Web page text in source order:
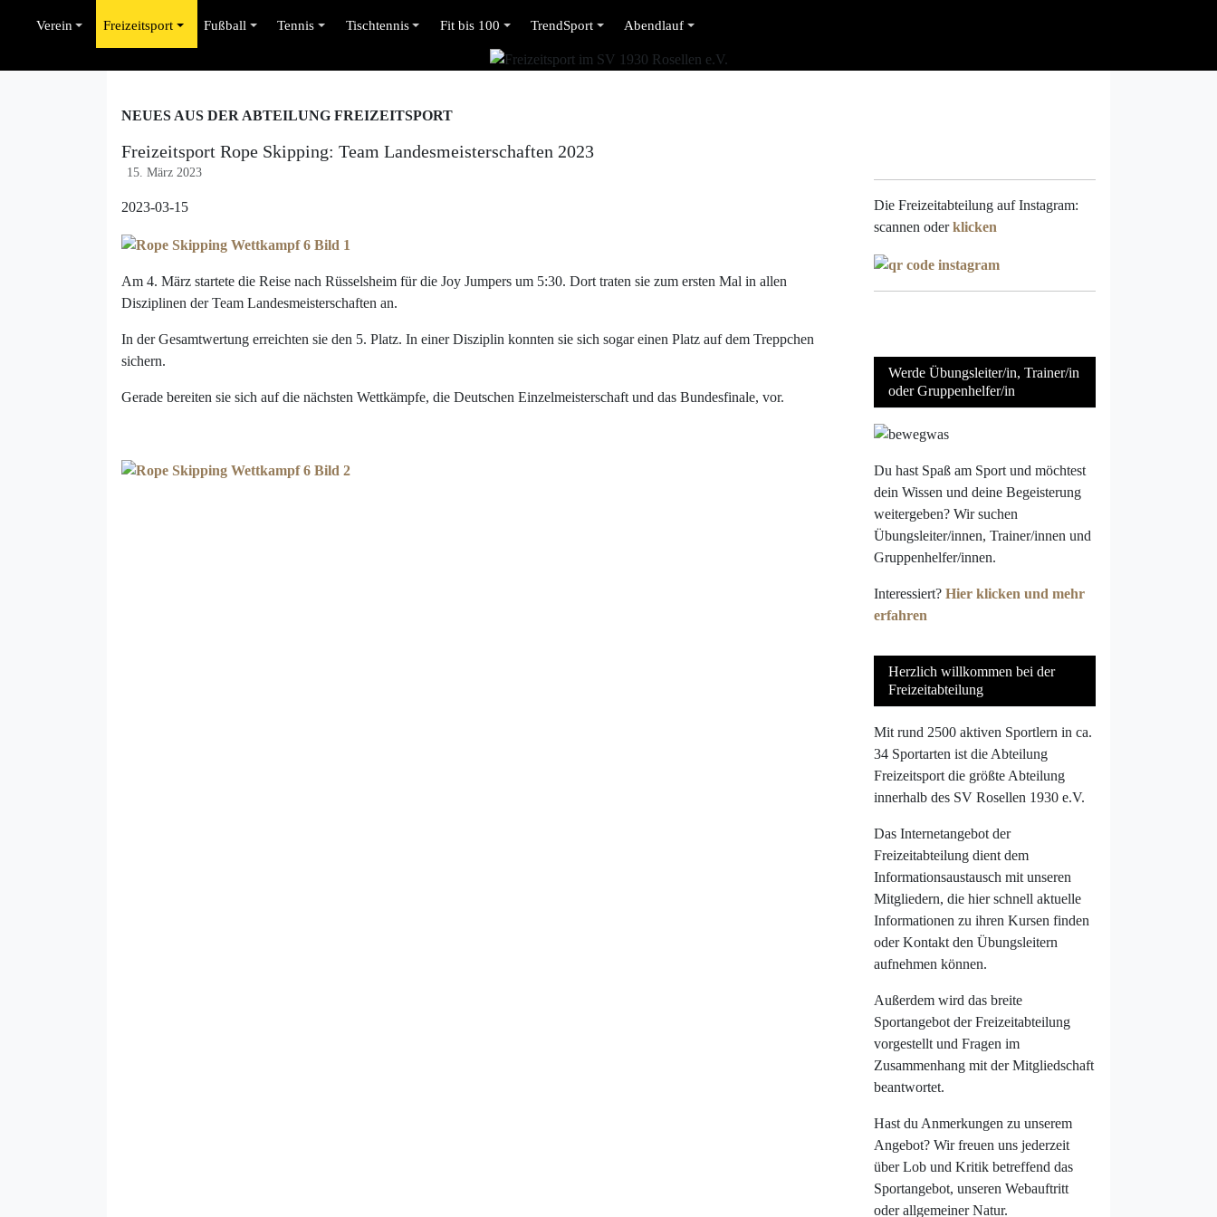
Verein Freizeitsport Fußball Tennis Tischtennis Fit bis 100 TrendSport Abendlauf
NEUES AUS DER ABTEILUNG FREIZEITSPORT
Freizeitsport Rope Skipping: Team Landesmeisterschaften 2023
15. März 2023
2023-03-15
Am 4. März startete die Reise nach Rüsselsheim für die Joy Jumpers um 5:30. Dort traten sie zum ersten Mal in allen
Disziplinen der Team Landesmeisterschaften an.
In der Gesamtwertung erreichten sie den 5. Platz. In einer Disziplin konnten sie sich sogar einen Platz auf dem Treppchen
sichern.
Gerade bereiten sie sich auf die nächsten Wettkämpfe, die Deutschen Einzelmeisterschaft und das Bundesfinale, vor.
Die Freizeitabteilung auf Instagram:
scannen oderklicken
Werde Übungsleiter/in, Trainer/in
oder Gruppenhelfer/in
Du hast Spaß am Sport und möchtest
dein Wissen und deine Begeisterung
weitergeben? Wir suchen
Übungsleiter/innen, Trainer/innen und
Gruppenhelfer/innen.
Interessiert? Hier klicken und mehr
erfahren
Herzlich willkommen bei der
Freizeitabteilung
Mit rund 2500 aktiven Sportlern in ca.
34 Sportarten ist die Abteilung
Freizeitsport die größte Abteilung
innerhalb des SV Rosellen 1930 e.V.
Das Internetangebot der
Freizeitabteilung dient dem
Informationsaustausch mit unseren
Mitgliedern, die hier schnell aktuelle
Informationen zu ihren Kursen finden
oder Kontakt den Übungsleitern
aufnehmen können.
Außerdem wird das breite
Sportangebot der Freizeitabteilung
vorgestellt und Fragen im
Zusammenhang mit der Mitgliedschaft
beantwortet.
Hast du Anmerkungen zu unserem
Angebot? Wir freuen uns jederzeit
über Lob und Kritik betreffend das
Sportangebot, unseren Webauftritt
oder allgemeiner Natur.